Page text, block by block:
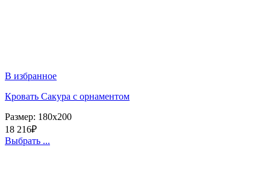
В избранное
Кровать Сакура с орнаментом
Размер: 180x200
18 216₽
Выбрать ...